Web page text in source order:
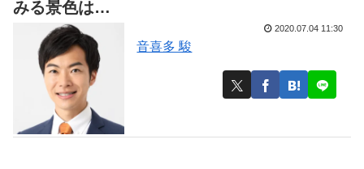
みる景色は…
音喜多 駿
2020.07.04 11:30